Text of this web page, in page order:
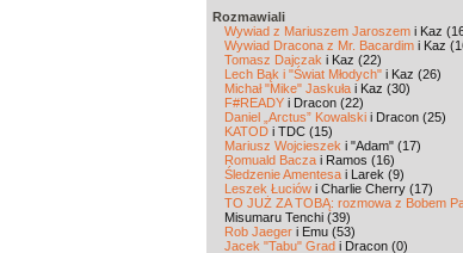
Rozmawiali
Wywiad z Mariuszem Jaroszem i Kaz
Wywiad Dracona z Mr. Bacardim i Kaz
Tomasz Dajczak i Kaz (22)
Lech Bąk i "Świat Młodych" i Kaz (26)
Michał "Mike" Jaskuła i Kaz (30)
F#READY i Dracon (22)
Daniel „Arctus” Kowalski i Dracon (25)
KATOD i TDC (15)
Mariusz Wojcieszek i "Adam" (17)
Romuald Bacza i Ramos (16)
Śledzenie Amentesa i Larek (9)
Leszek Łuciów i Charlie Cherry (17)
TO JUŻ ZA TOBĄ: rozmowa z Bobem
Misumaru Tenchi (39)
Rob Jaeger i Emu (53)
Jacek "Tabu" Grad i Dracon (0)